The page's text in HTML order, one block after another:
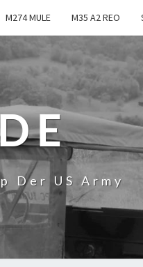
M274 MULE M35 A2 REO
Der US Army